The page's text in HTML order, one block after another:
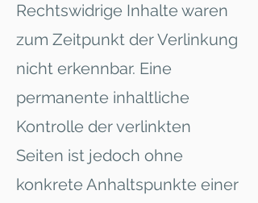
Rechtswidrige Inhalte waren
zum Zeitpunkt der Verlinkung
nicht erkennbar. Eine
permanente inhaltliche
Kontrolle der verlinkten
Seiten ist jedoch ohne
konkrete Anhaltspunkte einer